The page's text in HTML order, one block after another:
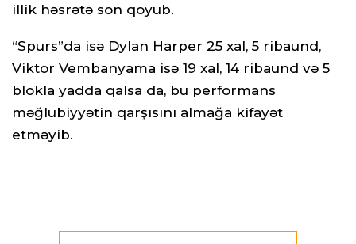
illik həsrətə son qoyub.
“Spurs”da isə Dylan Harper 25 xal, 5 ribaund,
Viktor Vembanyama isə 19 xal, 14 ribaund və 5
blokla yadda qalsa da, bu performans
məğlubiyyətin qarşısını almağa kifayət
etməyib.